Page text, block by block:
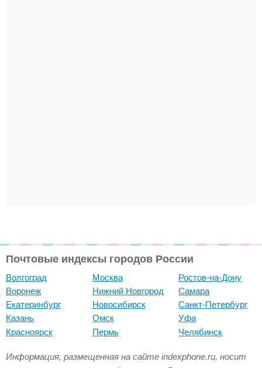
Почтовые индексы городов России
Волгоград
Воронеж
Екатеринбург
Казань
Красноярск
Москва
Нижний Новгород
Новосибирск
Омск
Пермь
Ростов-на-Дону
Самара
Санкт-Петербург
Уфа
Челябинск
Информация, размещенная на сайте indexphone.ru, носит